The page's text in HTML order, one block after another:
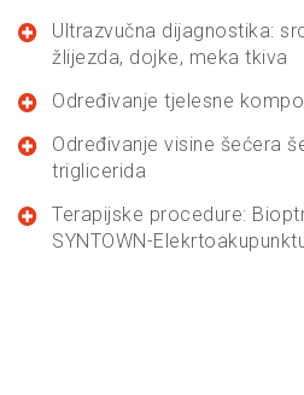
Ultrazvučna dijagnostika:
žlijezda, dojke, meka tkiva
Određivanje tjelesne
Određivanje visine šećera
triglicerida
Terapijske procedure:
SYNTOWN-